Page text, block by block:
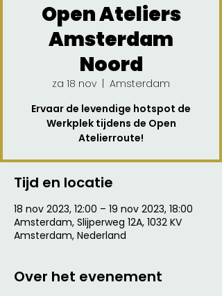
Open Ateliers
Amsterdam
Noord
za 18 nov
Amsterdam
Ervaar de levendige hotspot de
Werkplek tijdens de Open
Atelierroute!
Tijd en locatie
18 nov 2023, 12:00 – 19 nov 2023, 18:00
Amsterdam, Slijperweg 12A, 1032 KV
Amsterdam, Nederland
Over het evenement